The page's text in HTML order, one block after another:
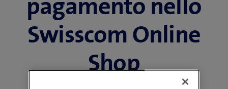
Swisscom Online
Shop